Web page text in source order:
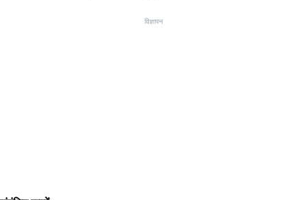
विज्ञापन